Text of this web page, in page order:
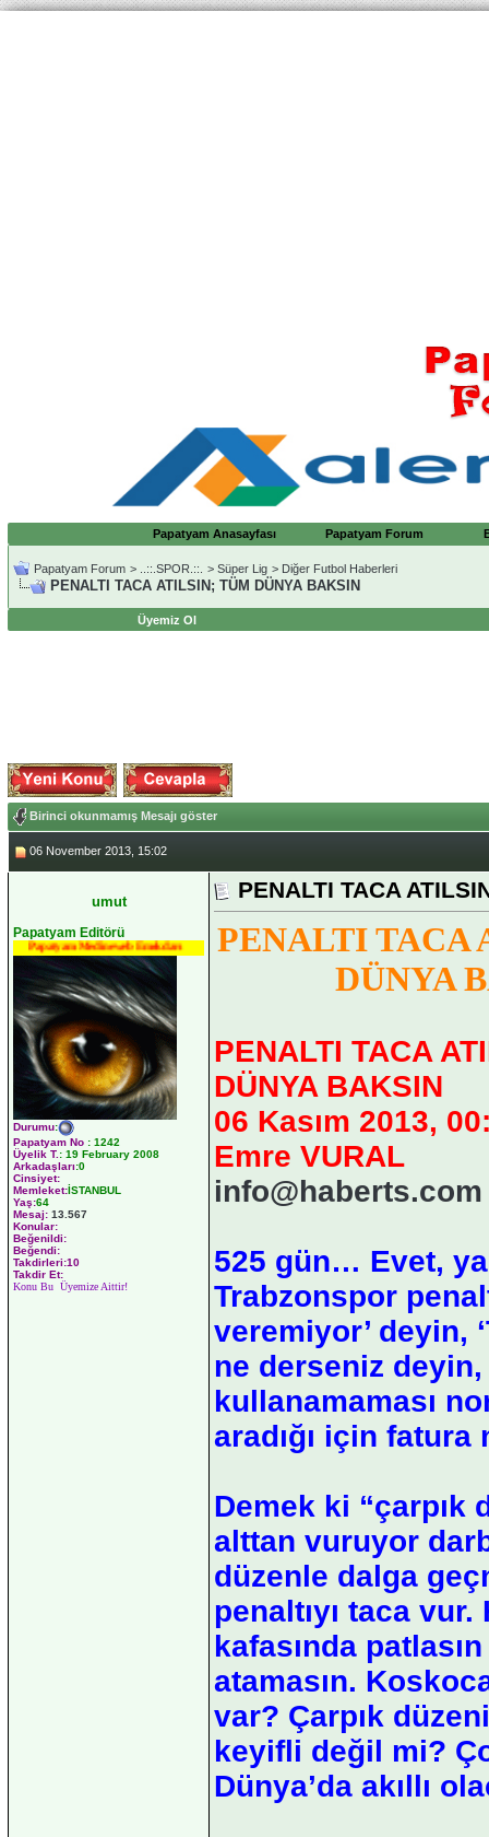
Papatyam Anasayfası Papatyam Forum
Papatyam Forum > ..::.SPOR.::. > Süper Lig > Diğer Futbol Haberleri
PENALTI TACA ATILSIN; TÜM DÜNYA BAKSIN
Üyemiz Ol
Birinci okunmamış Mesajı göster
06 November 2013, 15:02
umut
Papatyam Editörü
Papatyam Medineweb Emekdarı
Durumu:
Papatyam No : 1242
Üyelik T.: 19 February 2008
Arkadaşları:0
Cinsiyet:
Memleket:İSTANBUL
Yaş:64
Mesaj: 13.567
Konular:
Beğenildi:
Beğendi:
Takdirleri:10
Takdir Et:
Konu Bu Üyemize Aittir!
PENALTI TACA
PENALTI TACA
DÜNYA
PENALTI TACA
DÜNYA BAKSIN
06 Kasım 2013,
Emre VURAL
info@haberts.com
525 gün… Evet,
Trabzonspor
veremiyor’ deyin,
ne derseniz deyin,
kullanamaması
aradığı için fatura
Demek ki “çarpık
alttan vuruyor
düzenle dalga
penaltıyı taca
kafasında
atamasın.
var? Çarpık
keyifli değil mi?
Dünya’da akıllı